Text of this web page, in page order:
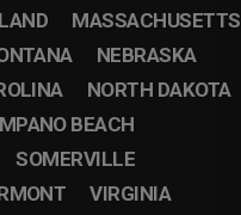
MASSACHUSETTS
NEBRASKA
NORTH DAKOTA
BEACH
SOMERVILLE
VIRGINIA